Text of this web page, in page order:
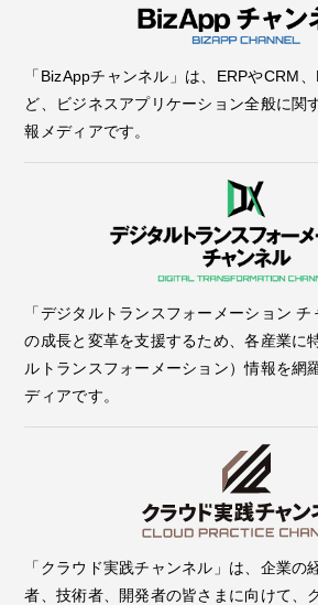
「BizAppチャンネル」は、ERPやCRM
ど、ビジネスアプリケーション全般に関
報メディアです。
「デジタルトランスフォーメーション
の成長と変革を支援するため、各産業に
ルトランスフォーメーション）情報を網
ディアです。
「クラウド実践チャンネル」は、企業の
者、技術者、開発者の皆さまに向けて、